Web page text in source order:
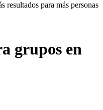
resultados para más personas
grupos en